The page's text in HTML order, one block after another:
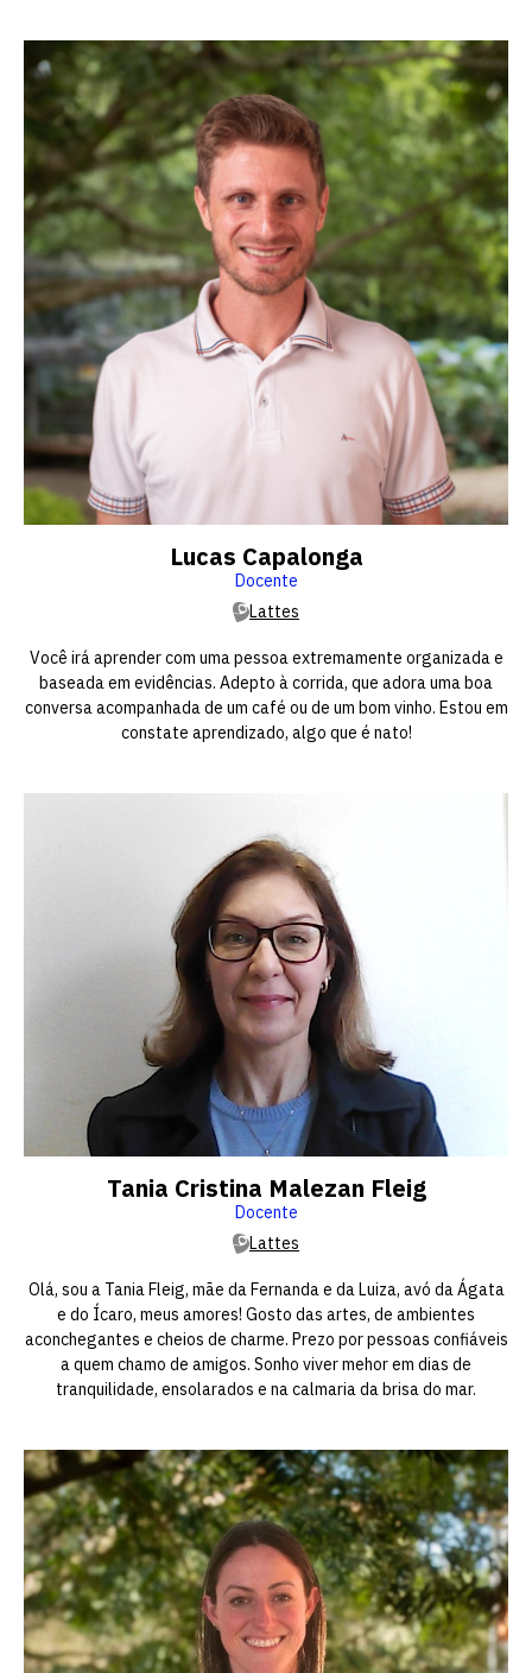
Lucas Capalonga
Docente
Lattes
Você irá aprender com uma pessoa extremamente organizada e
baseada em evidências. Adepto à corrida, que adora uma boa
conversa acompanhada de um café ou de um bom vinho. Estou em
constate aprendizado, algo que é nato!
Tania Cristina Malezan Fleig
Docente
Lattes
Olá, sou a Tania Fleig, mãe da Fernanda e da Luiza, avó da Ágata
e do Ícaro, meus amores! Gosto das artes, de ambientes
aconchegantes e cheios de charme. Prezo por pessoas confiáveis
a quem chamo de amigos. Sonho viver mehor em dias de
tranquilidade, ensolarados e na calmaria da brisa do mar.